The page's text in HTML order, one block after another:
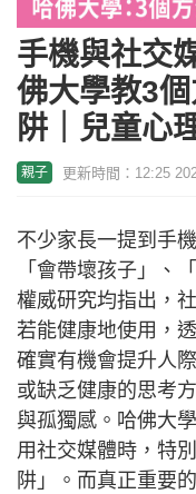
手機與社交
佛大學教3
阱｜兒童心
親子 更新時間：12:25
不少家長一提到手
「會帶壞孩子」、
權威研究均指出，
若能健康地使用，
確實有機會提升人
或缺乏健康的思考
與孤獨感。哈佛大
用社交媒體時，特
阱」。而真正重要